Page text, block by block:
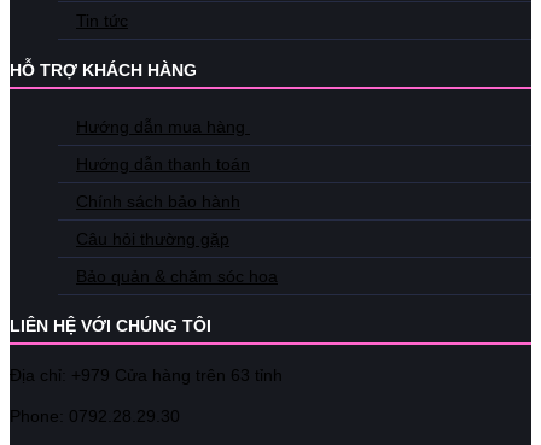
Tin tức
HỖ TRỢ KHÁCH HÀNG
Hướng dẫn mua hàng
Hướng dẫn thanh toán
Chính sách bảo hành
Câu hỏi thường gặp
Bảo quản & chăm sóc hoa
LIÊN HỆ VỚI CHÚNG TÔI
Địa chỉ: +979 Cửa hàng trên 63 tỉnh
Phone: 0792.28.29.30